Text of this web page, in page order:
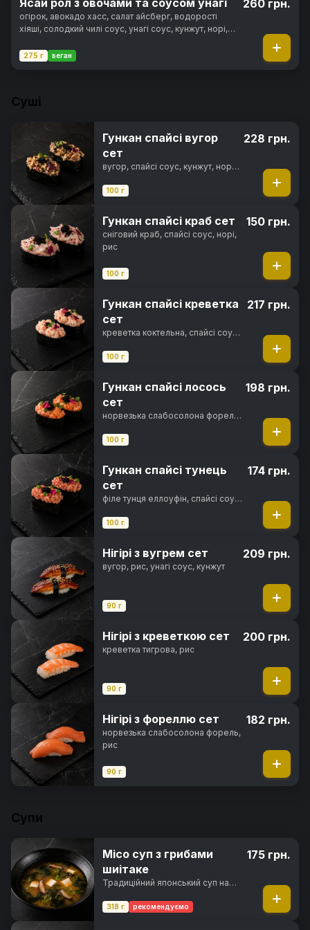
Ясай рол з овочами та соусом унагі
огірок, авокадо хасс, салат айсберг, водорості
хіяші, солодкий чилі соус, унагі соус, кунжут, норі,
275 г веган
260 грн.
Суші
Гункан спайсі вугор
сет
вугор, спайсі соус, кунжут, норі,
100 г
228 грн.
Гункан спайсі краб сет
сніговий краб, спайсі соус, норі,
рис
100 г
150 грн.
Гункан спайсі креветка
сет
креветка коктельна, спайсі соус,
100 г
217 грн.
Гункан спайсі лосось
сет
норвезька слабосолона форель,
100 г
198 грн.
Гункан спайсі тунець
сет
філе тунця еллоуфін, спайсі соус,
100 г
174 грн.
Нігірі з вугрем сет
вугор, рис, унагі соус, кунжут
90 г
209 грн.
Нігірі з креветкою сет
креветка тигрова, рис
90 г
200 грн.
Нігірі з фореллю сет
норвезька слабосолона форель,
рис
90 г
182 грн.
Супи
Місо суп з грибами
шиітаке
Традиційний японський суп на
шиїтаке, сиром тофу,
318 г рекомендуємо
175 грн.